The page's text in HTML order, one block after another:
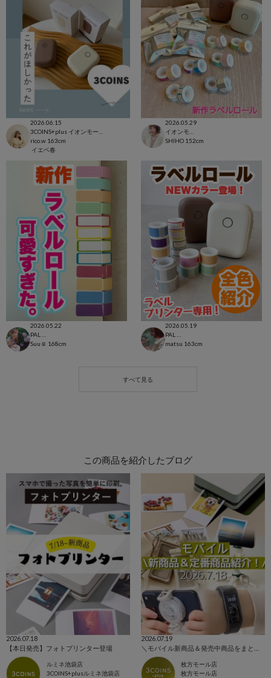
2026.06.15
rico.w 163cm
イエベ春
2026.05.29
SHIHO 152cm
2026.05.22
Suu☺︎ 168cm
2026.05.19
matsu 163cm
この商品を紹介したブログ
2026.07.18
【本日発売】フォトプリンター登場
ルミネ池袋店
3COINS+plusルミネ池袋店
2026.07.19
枚方モール店
枚方モール店